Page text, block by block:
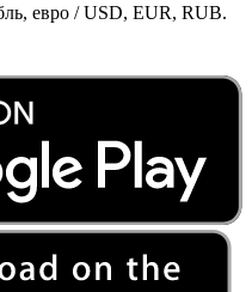
евро / USD, EUR, RUB.